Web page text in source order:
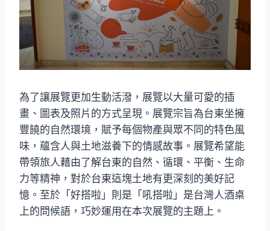
為了讓展覽更加生動活潑，展覽以大量可愛的插
畫、圖表及照片的方式呈現。展覽宗旨為台東坐擁
豐饒的自然環境，賦予每個物產與眾不同的特色風
味，蘊含人與土地滋養下的情感故事。展覽希望能
帶領旅人藉由了解台東的自然、循環、平衡、生命
力等精神，對於台東這塊土地有更深刻的美好記
憶。至於「好搭啦」則是「吼搭啦」是台灣人酒桌
上的問候語，巧妙運用在本次展覽的主題上。